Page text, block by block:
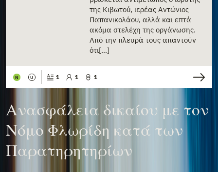
της Κιβωτού, ιερέας Αντώνιος
Παπανικολάου, αλλά και επτά
ακόμα στελέχη της οργάνωσης.
Από την πλευρά τους απαντούν
ότι[...]
N U 1 1 1
Ανασφάλεια δικαίου με τον
Νόμο Φλωρίδη κατά των
Παρατηρητηρίων